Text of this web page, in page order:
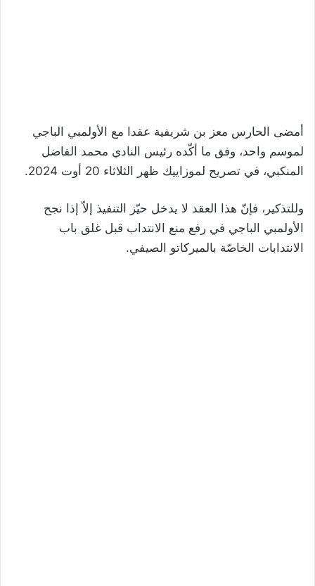
أمضى الحارس معز بن شريفية عقدا مع الأولمبي الباجي
لموسم واحد، وفق ما أكّده رئيس النادي محمد الفاضل
المنكبي، في تصريح لموزاييك ظهر الثلاثاء 20 أوت 2024.
وللتذكير، فإنّ هذا العقد لا يدخل حيّز التنفيذ إلاّ إذا نجح
الأولمبي الباجي في رفع منع الانتداب قبل غلق باب
الانتدابات الخاصّة بالميركاتو الصيفي.